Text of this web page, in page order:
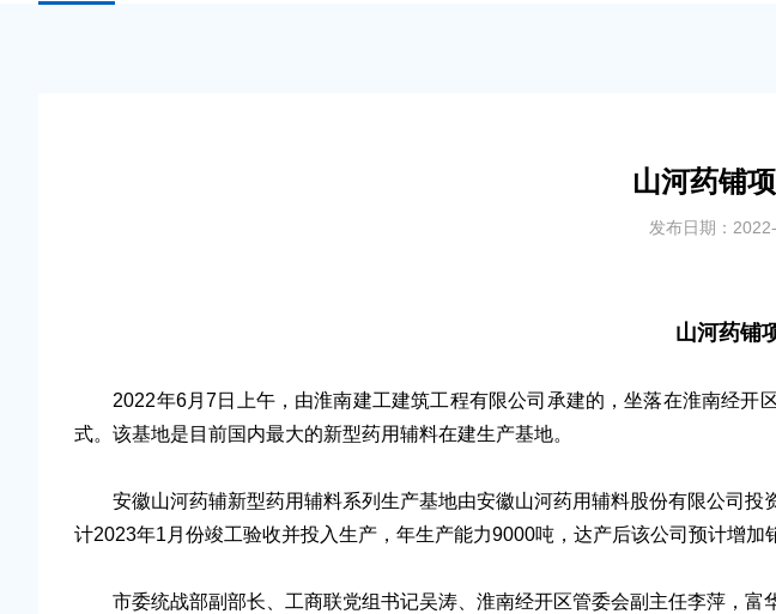
山河药铺
发布日期：
山河药铺
2022年6月7日上午，由淮南建工建筑工程有限公司承建的，坐落在淮南经开
式。该基地是目前国内最大的新型药用辅料在建生产基地。
安徽山河药辅新型药用辅料系列生产基地由安徽山河药用辅料股份有限公司投
计2023年1月份竣工验收并投入生产，年生产能力9000吨，达产后该公司预计增
市委统战部副部长、工商联党组书记吴涛、淮南经开区管委会副主任李萍，富